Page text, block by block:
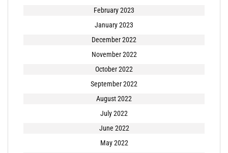
February 2023
January 2023
December 2022
November 2022
October 2022
September 2022
August 2022
July 2022
June 2022
May 2022